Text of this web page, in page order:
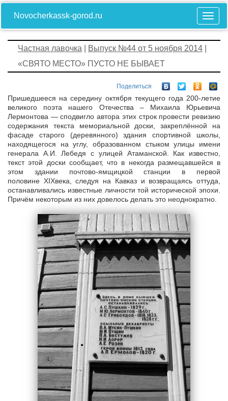
Novocherkassk-gorod.ru
Частная лавочка Выпуск №44 от 5 ноября 2014
«СВЯТО МЕСТО» ПУСТО НЕ БЫВАЕТ
Поделиться
Пришедшееся на середину октября текущего года 200-летие
великого поэта нашего Отечества – Михаила Юрьевича
Лермонтова — сподвигло автора этих строк провести ревизию
содержания текста мемориальной доски, закреплённой на
фасаде старого (деревянного) здания спортивной школы,
находящегося на углу, образованном стыком улицы имени
генерала А.И. Лебедя с улицей Атаманской. Как известно,
текст этой доски сообщает, что в некогда размещавшейся в
этом здании почтово-ямщицкой станции в первой
половине XIXвека, следуя на Кавказ и возвращаясь оттуда,
останавливались известные личности той исторической эпохи.
Причём некоторым из них довелось делать это неоднократно.